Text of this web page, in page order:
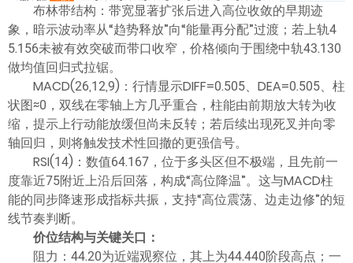
布林带结构：带宽显著扩张后进入高位收敛的早期迹
象，暗示波动率从“趋势释放”向“能量再分配”过渡；若上轨4
5.156未被有效突破而带口收窄，价格倾向于围绕中轨43.130
做均值回归式拉锯。
MACD(26,12,9)：行情显示DIFF=0.505、DEA=0.505、柱
状图≈0，双线在零轴上方几乎重合，柱能由前期放大转为收
缩，提示上行动能放缓但尚未反转；若后续出现死叉并向零
轴回归，则将触发技术性回撤的更强信号。
RSI(14)：数值64.167，位于多头区但不极端，且先前一
度靠近75附近上沿后回落，构成“高位降温”。这与MACD柱
能的同步降速形成指标共振，支持“高位震荡、边走边修”的短
线节奏判断。
价位结构与关键关口：
阻力：44.20为近端观察位，其上为44.440阶段高点；一